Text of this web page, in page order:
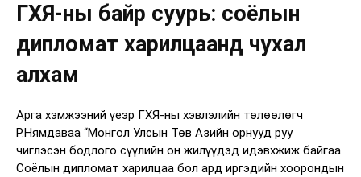
ГХЯ-ны байр суурь: соёлын
дипломат харилцаанд чухал
алхам
Арга хэмжээний үеэр ГХЯ-ны хэвлэлийн төлөөлөгч
Р.Нямдаваа “Монгол Улсын Төв Азийн орнууд руу
чиглэсэн бодлого сүүлийн он жилүүдэд идэвхжиж байгаа.
Соёлын дипломат харилцаа бол ард иргэдийн хоорондын